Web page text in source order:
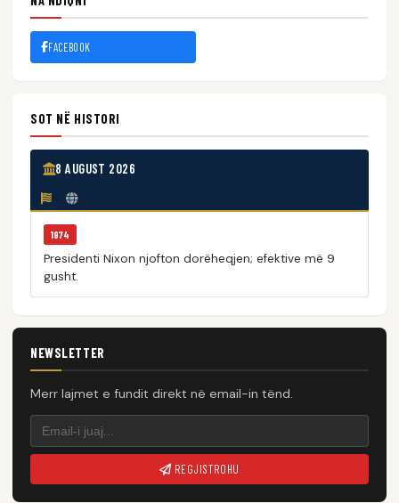
FACEBOOK
SOT NË HISTORI
8 AUGUST 2026
1974
Presidenti Nixon njofton dorëheqjen; efektive më 9
gusht.
NEWSLETTER
Merr lajmet e fundit direkt në email-in tënd.
REGJISTROHU